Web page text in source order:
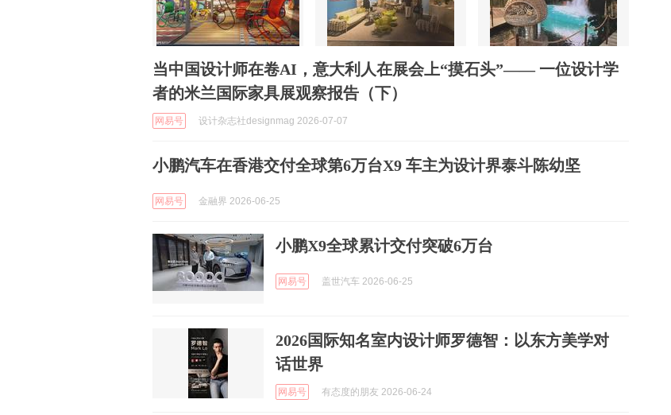
当中国设计师在卷AI，意大利人在展会上“摸石头”—— 一位设计学
者的米兰国际家具展观察报告（下）
网易号 设计杂志社designmag 2026-07-07
小鹏汽车在香港交付全球第6万台X9 车主为设计界泰斗陈幼坚
网易号 金融界 2026-06-25
小鹏X9全球累计交付突破6万台
网易号 盖世汽车 2026-06-25
2026国际知名室内设计师罗德智：以东方美学对
话世界
网易号 有态度的朋友 2026-06-24